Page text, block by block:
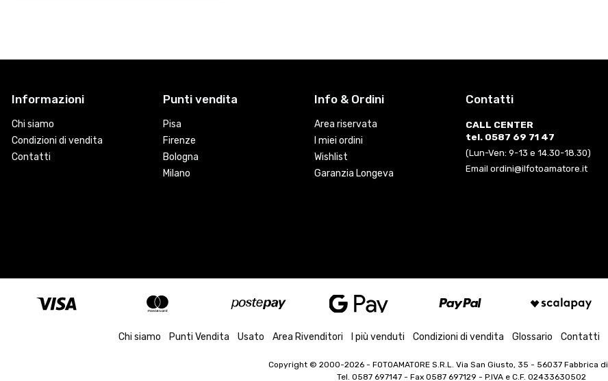
Informazioni
Chi siamo
Condizioni di vendita
Contatti
Punti vendita
Pisa
Firenze
Bologna
Milano
Info & Ordini
Area riservata
I miei ordini
Wishlist
Garanzia Longeva
Contatti
CALL CENTER
tel. 0587 69 71 47
(Lun-Ven: 9-13 e 14.30-18.30)
Email ordini@ilfotoamatore.it
Chi siamo Punti Vendita Usato Area Rivenditori I più venduti Condizioni di vendita Glossario Contatti
Copyright © 2000-2026 - FOTOAMATORE S.R.L. Via San Giusto, 35 - 56037 Fabbrica
Tel. 0587 697147 - Fax 0587 697129 - P.IVA e C.F. 02433630502